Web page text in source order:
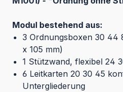
Modul bestehend aus:
3 Ordnungsboxen 30 44
x 105 mm)
1 Stützwand, flexibel 24
6 Leitkarten 20 30 45
Untergliederung